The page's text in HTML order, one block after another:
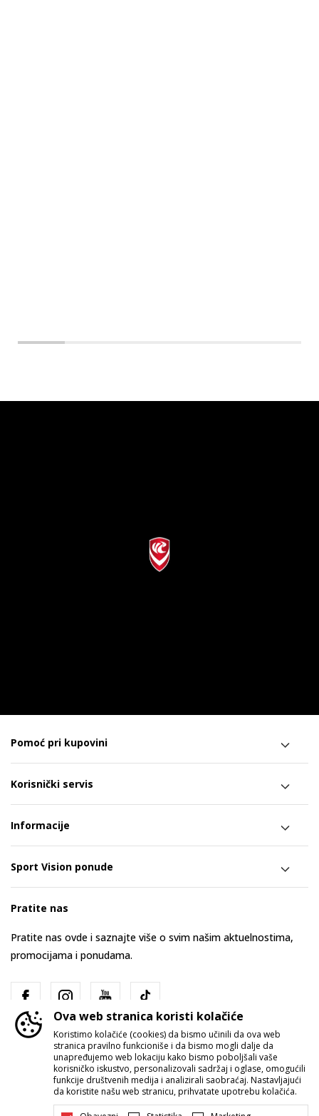
Pomoć pri kupovini
Korisnički servis
Informacije
Sport Vision ponude
Pratite nas
Pratite nas ovde i saznajte više o svim našim aktuelnostima,
promocijama i ponudama.
Srbija Promenite
Ova web stranica koristi kolačiće
Koristimo kolačiće (cookies) da bismo učinili da ova web
stranica pravilno funkcioniše i da bismo mogli dalje da
unapređujemo web lokaciju kako bismo poboljšali vaše
korisničko iskustvo, personalizovali sadržaj i oglase, omogućili
funkcije društvenih medija i analizirali saobraćaj. Nastavljajući
da koristite našu web stranicu, prihvatate upotrebu kolačića.